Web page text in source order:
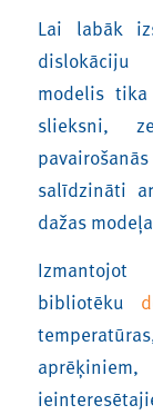
Lai labāk
dislokāciju
modelis
slieksni,
salīdzināti
dažas
bibliotēku